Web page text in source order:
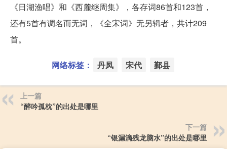
《日湖渔唱》和《西麓继周集》，各存词86首和123首，
还有5首有调名而无词，《全宋词》无另辑者，共计209
首。
网络标签： 丹凤 宋代 鄞县
上一篇
“醉吟孤枕”的出处是哪里
下一篇
“银漏滴残龙脑水”的出处是哪里